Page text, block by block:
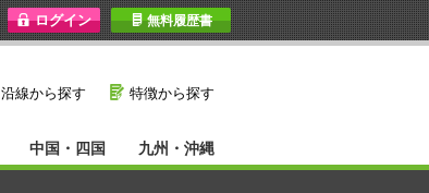
I 無料履歴書
沿線から探す G 特徴から探す
中国・四国 九州・沖縄